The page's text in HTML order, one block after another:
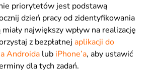
priorytetów jest podstawą
dzień pracy od zidentyfikowania
największy wpływ na realizację
z bezpłatnej aplikacji do
Androida lub iPhone’a, aby ustawić
dla tych zadań.